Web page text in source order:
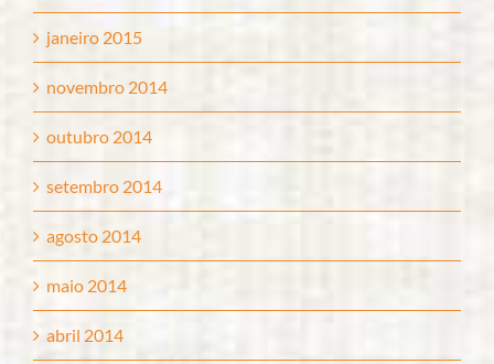
janeiro 2015
novembro 2014
outubro 2014
setembro 2014
agosto 2014
maio 2014
abril 2014